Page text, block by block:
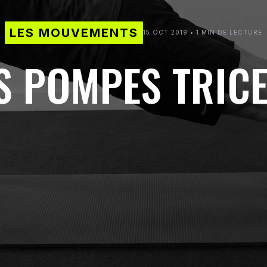
LES MOUVEMENTS 15 OCT 2019 • 1 MIN DE LECTURE
POMPES